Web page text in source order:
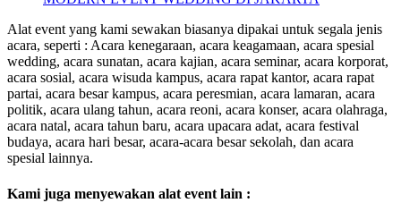
Alat event yang kami sewakan biasanya dipakai untuk segala jenis
acara, seperti : Acara kenegaraan, acara keagamaan, acara spesial
wedding, acara sunatan, acara kajian, acara seminar, acara korporat,
acara sosial, acara wisuda kampus, acara rapat kantor, acara rapat
partai, acara besar kampus, acara peresmian, acara lamaran, acara
politik, acara ulang tahun, acara reoni, acara konser, acara olahraga,
acara natal, acara tahun baru, acara upacara adat, acara festival
budaya, acara hari besar, acara-acara besar sekolah, dan acara
spesial lainnya.
Kami juga menyewakan alat event lain :